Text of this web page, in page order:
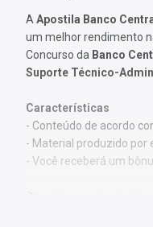
A Apostila Banco
um melhor rendimento
Concurso da Banco
Suporte Técnico-
Características
- Conteúdo de acordo
- Material produzido por
- Você receberá um
Obs.: